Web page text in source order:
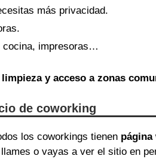
más privacidad.
cocina, impresoras…
y acceso a zonas
de coworking
los coworkings tienen página
o vayas a ver el sitio en